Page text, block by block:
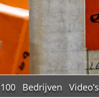
Bedrijven Video’s